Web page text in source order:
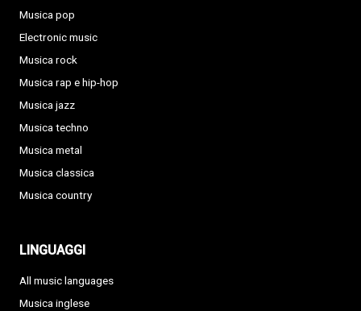
Musica pop
Electronic music
Musica rock
Musica rap e hip-hop
Musica jazz
Musica techno
Musica metal
Musica classica
Musica country
LINGUAGGI
All music languages
Musica inglese